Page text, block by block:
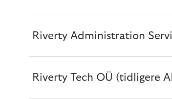
Riverty Administration
Riverty Tech OÜ (tidligere